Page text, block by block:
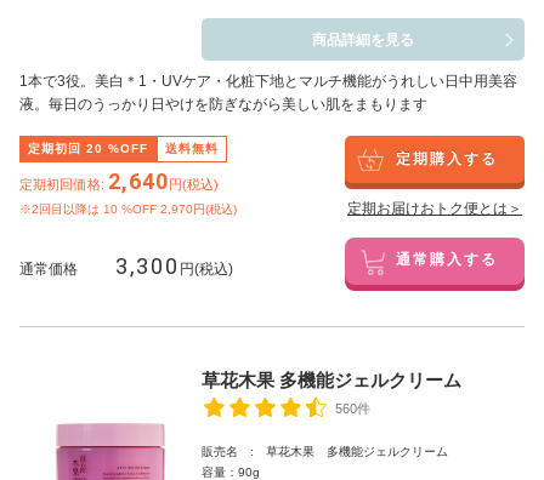
商品詳細を見る
1本で3役。美白 ＊1 ・UVケア・化粧下地とマルチ機能がうれしい日中用美容
液。毎日のうっかり日やけを防ぎながら美しい肌をまもります
定期初回 20 %OFF 送料無料
定期初回価格: 2,640円(税込)
※2回目以降は 10 %OFF 2,970円(税込)
定期購入する
定期お届けおトク便とは＞
通常価格 3,300 円(税込) 通常購入する
草花木果 多機能ジェルクリーム
560件
販売名 : 草花木果 多機能ジェルクリーム
容量：90g